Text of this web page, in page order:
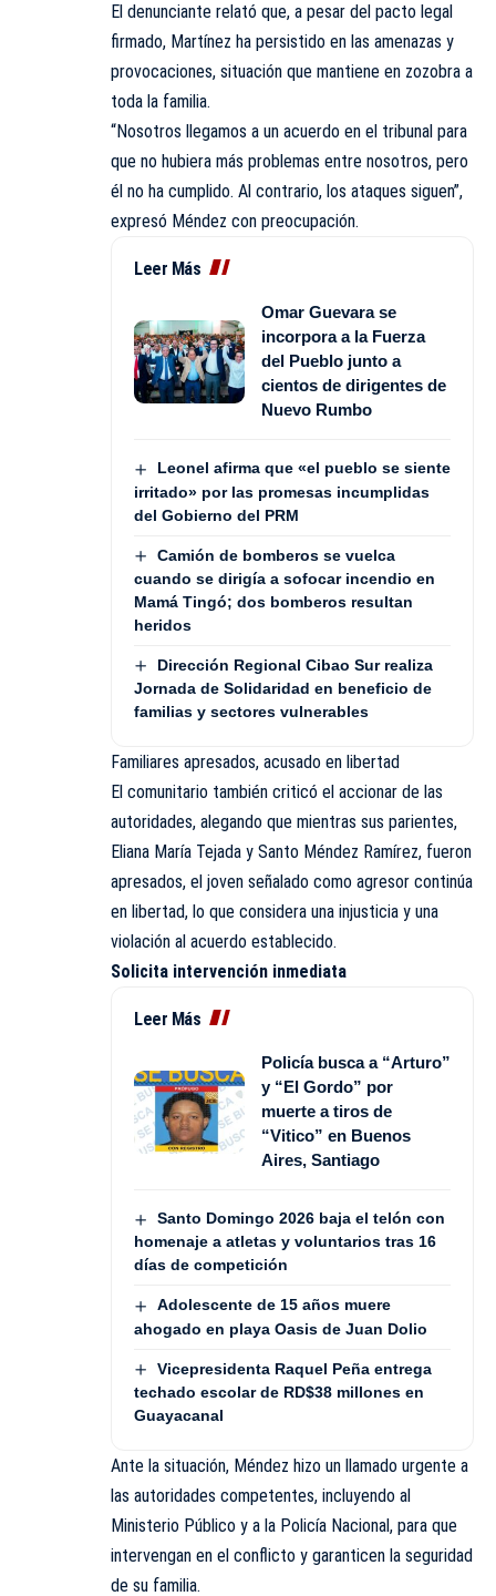
El denunciante relató que, a pesar del pacto legal
firmado, Martínez ha persistido en las amenazas y
provocaciones, situación que mantiene en zozobra a
toda la familia.
“Nosotros llegamos a un acuerdo en el tribunal para
que no hubiera más problemas entre nosotros, pero
él no ha cumplido. Al contrario, los ataques siguen”,
expresó Méndez con preocupación.
Leer Más
Omar Guevara se
incorpora a la Fuerza
del Pueblo junto a
cientos de dirigentes de
Nuevo Rumbo
Leonel afirma que «el pueblo se siente
irritado» por las promesas incumplidas
del Gobierno del PRM
Camión de bomberos se vuelca
cuando se dirigía a sofocar incendio en
Mamá Tingó; dos bomberos resultan
heridos
Dirección Regional Cibao Sur realiza
Jornada de Solidaridad en beneficio de
familias y sectores vulnerables
Familiares apresados, acusado en libertad
El comunitario también criticó el accionar de las
autoridades, alegando que mientras sus parientes,
Eliana María Tejada y Santo Méndez Ramírez, fueron
apresados, el joven señalado como agresor continúa
en libertad, lo que considera una injusticia y una
violación al acuerdo establecido.
Solicita intervención inmediata
Leer Más
Policía busca a “Arturo”
y “El Gordo” por
muerte a tiros de
“Vitico” en Buenos
Aires, Santiago
Santo Domingo 2026 baja el telón con
homenaje a atletas y voluntarios tras 16
días de competición
Adolescente de 15 años muere
ahogado en playa Oasis de Juan Dolio
Vicepresidenta Raquel Peña entrega
techado escolar de RD$38 millones en
Guayacanal
Ante la situación, Méndez hizo un llamado urgente a
las autoridades competentes, incluyendo al
Ministerio Público y a la Policía Nacional, para que
intervengan en el conflicto y garanticen la seguridad
de su familia.